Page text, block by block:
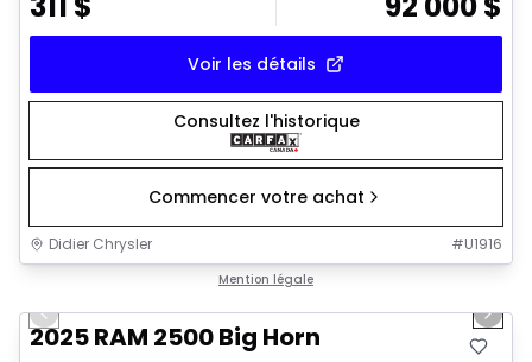
Voir les détails
Consultez l'historique
Commencer votre achat
Didier Chrysler #U1916
Mention légale
Previous slide Next
2025 RAM 2500 Big Horn